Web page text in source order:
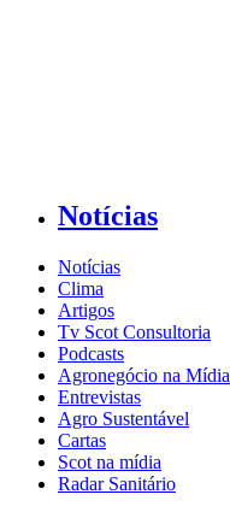
Notícias
Notícias
Clima
Artigos
Tv Scot Consultoria
Podcasts
Agronegócio na Mídia
Entrevistas
Agro Sustentável
Cartas
Scot na mídia
Radar Sanitário